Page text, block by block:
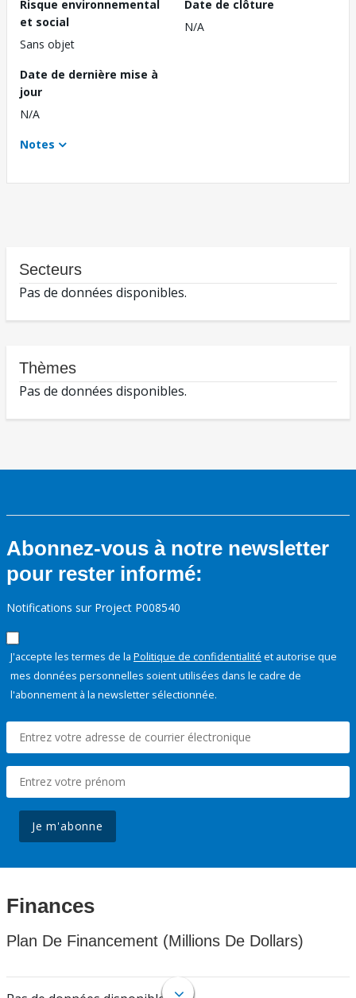
Risque environnemental
et social
Sans objet
Date de clôture
N/A
Date de dernière mise à
jour
N/A
Notes
Secteurs
Pas de données disponibles.
Thèmes
Pas de données disponibles.
Abonnez-vous à notre newsletter
pour rester informé:
Notifications sur Project P008540
J'accepte les termes de la Politique de confidentialité et autorise que
mes données personnelles soient utilisées dans le cadre de
l'abonnement à la newsletter sélectionnée.
Je m'abonne
Finances
Plan De Financement (Millions De Dollars)